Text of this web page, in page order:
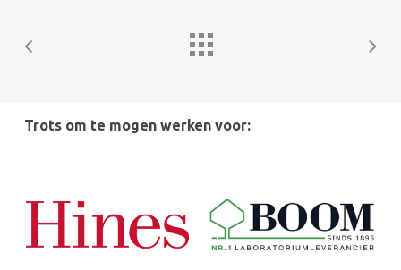
Trots om te mogen werken voor: